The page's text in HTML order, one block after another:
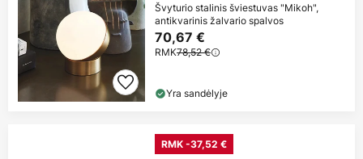
Švyturio stalinis šviestuvas "Mikoh",
antikvarinis žalvario spalvos
70,67 €
RMK78,52 €
Yra sandėlyje
RMK -37,52 €